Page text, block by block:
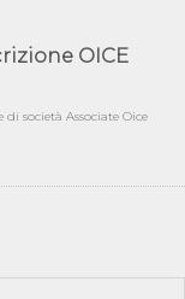
professionisti
Competition -
da
procedimenti
ad
OICE
società Associate Oice